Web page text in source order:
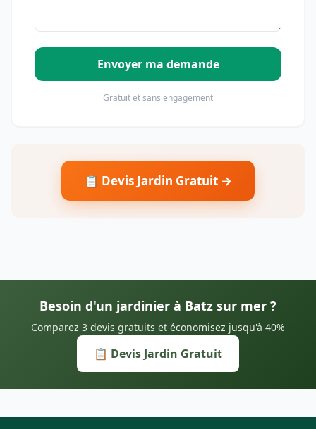
Envoyer ma demande
Gratuit et sans engagement
📋 Devis Jardin Gratuit →
Besoin d'un jardinier à Batz sur mer ?
Comparez 3 devis gratuits et économisez jusqu'à 40%
📋 Devis Jardin Gratuit